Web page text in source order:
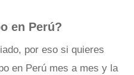
en Perú?
por eso si quieres
en Perú mes a mes y la